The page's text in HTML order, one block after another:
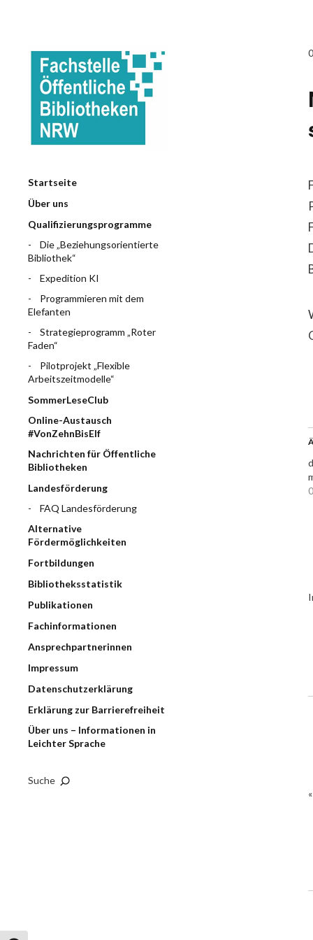
Startseite
Über uns
Qualifizierungsprogramme
Die „Beziehungsorientierte
Bibliothek“
Expedition KI
Programmieren mit dem
Elefanten
Strategieprogramm „Roter
Faden“
Pilotprojekt „Flexible
Arbeitszeitmodelle“
SommerLeseClub
Online-Austausch
#VonZehnBisElf
Nachrichten für Öffentliche
Bibliotheken
Landesförderung
FAQ Landesförderung
Alternative
Fördermöglichkeiten
Fortbildungen
Bibliotheksstatistik
Publikationen
Fachinformationen
Ansprechpartnerinnen
Impressum
Datenschutzerklärung
Erklärung zur Barrierefreiheit
Über uns – Informationen in
Leichter Sprache
Suche